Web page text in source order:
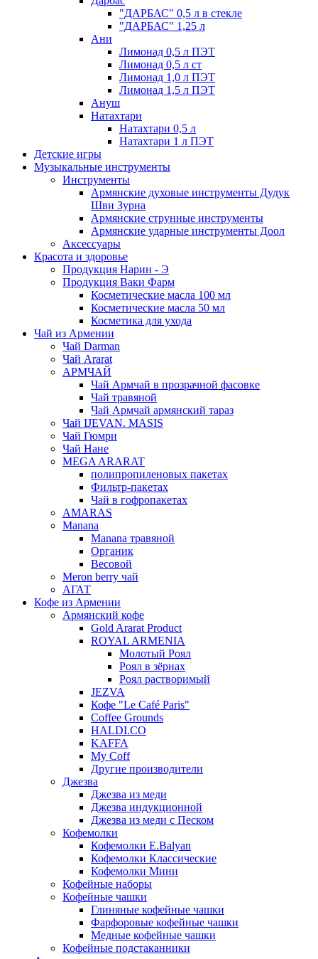
"ДАРБАС" 0,5 л в стекле
"ДАРБАС" 1,25 л
Ани
Лимонад 0,5 л ПЭТ
Лимонад 0,5 л ст
Лимонад 1,0 л ПЭТ
Лимонад 1,5 л ПЭТ
Ануш
Натахтари
Натахтари 0,5 л
Натахтари 1 л ПЭТ
Детские игры
Музыкальные инструменты
Инструменты
Армянские духовые инструменты Дудук
Шви Зурна
Армянские струнные инструменты
Армянские ударные инструменты Доол
Аксессуары
Красота и здоровье
Продукция Нарин - Э
Продукция Ваки Фарм
Косметические масла 100 мл
Косметические масла 50 мл
Косметика для ухода
Чай из Армении
Чай Darman
Чай Ararat
АРМЧАЙ
Чай Армчай в прозрачной фасовке
Чай травяной
Чай Армчай армянский тараз
Чай IJEVAN. MASIS
Чай Гюмри
Чай Нане
MEGA ARARAT
полипропиленовых пакетах
Фильтр-пакетах
Чай в гофропакетах
AMARAS
Manana
Manana травяной
Органик
Весовой
Meron berry чай
АГАТ
Кофе из Армении
Армянский кофе
Gold Ararat Product
ROYAL ARMENIA
Молотый Роял
Роял в зёрнах
Роял растворимый
JEZVA
Кофе "Le Café Paris"
Coffee Grounds
HALDI.CO
KAFFA
My Coff
Другие производители
Джезва
Джезва из меди
Джезва индукционной
Джезва из меди с Песком
Кофемолки
Кофемолки E.Balyan
Кофемолки Классические
Кофемолки Мини
Кофейные наборы
Кофейные чашки
Глиняные кофейные чашки
Фарфоровые кофейные чашки
Медные кофейные чашки
Кофейные подстаканники